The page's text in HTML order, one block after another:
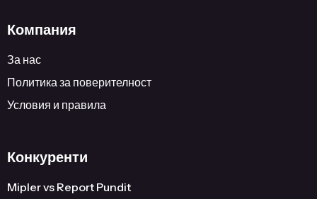
Компания
За нас
Политика за поверителност
Условия и правила
Конкуренти
Mipler vs Report Pundit